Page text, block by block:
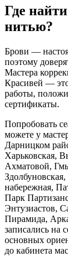
Где
нитью?
Брови —
поэтому
Мастера
Красивей —
работы,
сертификаты.
Попробовать
можете у
Дарницком
Харьковская,
Ахматовой,
набережная,
Парк
Энтузиастов,
Пирамида,
записались на
основных
до кабинета